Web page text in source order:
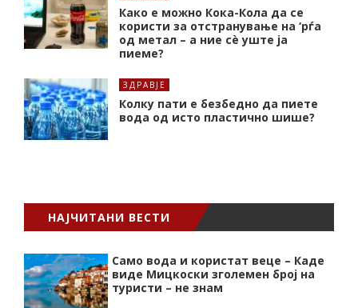
Како е можно Кока-Кола да се
користи за отстранување на ‘рѓа
од метал – а ние сè уште ја
пиеме?
ЗДРАВЈЕ
Колку пати е безбедно да пиете
вода од исто пластично шише?
НАЈЧИТАНИ ВЕСТИ
Само вода и користат веце – Каде
виде Мицкоски зголемен број на
туристи – не знам